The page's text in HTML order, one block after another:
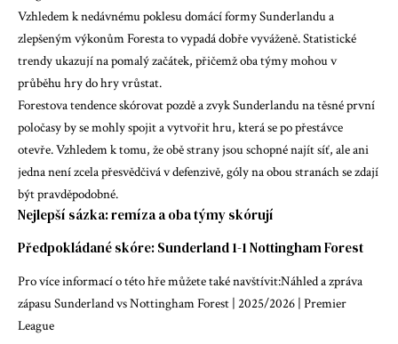
Vzhledem k nedávnému poklesu domácí formy Sunderlandu a
zlepšeným výkonům Foresta to vypadá dobře vyváženě. Statistické
trendy ukazují na pomalý začátek, přičemž oba týmy mohou v
průběhu hry do hry vrůstat.
Forestova tendence skórovat pozdě a zvyk Sunderlandu na těsné první
poločasy by se mohly spojit a vytvořit hru, která se po přestávce
otevře. Vzhledem k tomu, že obě strany jsou schopné najít síť, ale ani
jedna není zcela přesvědčivá v defenzivě, góly na obou stranách se zdají
být pravděpodobné.
Nejlepší sázka: remíza a oba týmy skórují
Předpokládané skóre: Sunderland 1-1 Nottingham Forest
Pro více informací o této hře můžete také navštívit:Náhled a zpráva
zápasu Sunderland vs Nottingham Forest | 2025/2026 | Premier
League